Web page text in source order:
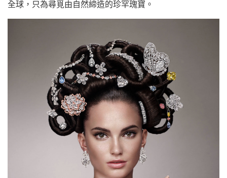
全球，只為尋覓由自然締造的珍罕瑰寶。